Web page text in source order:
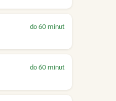
do 60 minut
do 60 minut